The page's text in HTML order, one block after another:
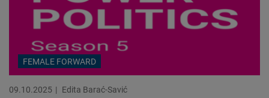
FEMALE FORWARD
09.10.2025 Edita Barać-Savić